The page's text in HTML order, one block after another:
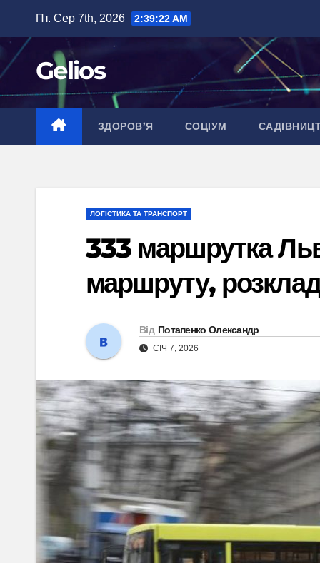
вмісту
Пт. Сер 7th, 2026 2:39:23 AM
Gelios
ЗДОРОВ’Я СОЦІУМ
ЛОГІСТИКА ТА ТРАНСПОРТ
333 маршрутка
маршруту,
Від Потапенко Олександр
СІЧ 7, 2026